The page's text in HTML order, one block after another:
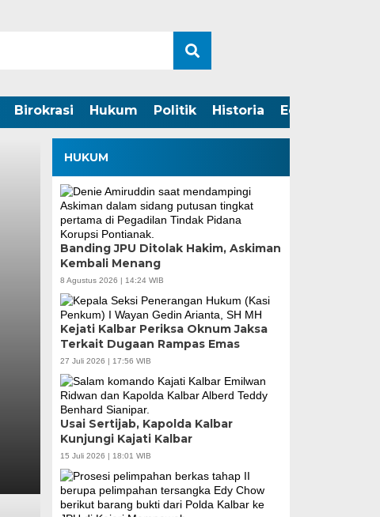
Birokrasi Hukum Politik Historia Edukasi
HUKUM
Banding JPU Ditolak Hakim, Askiman
Kembali Menang
8 Agustus 2026 | 14:24 WIB
Kejati Kalbar Periksa Oknum Jaksa
Terkait Dugaan Rampas Emas
27 Juli 2026 | 17:56 WIB
Usai Sertijab, Kapolda Kalbar
Kunjungi Kajati Kalbar
15 Juli 2026 | 18:01 WIB